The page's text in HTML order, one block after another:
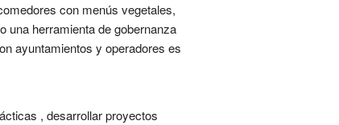
con menús vegetales,
una herramienta de gobernanza
ayuntamientos y operadores es
, desarrollar proyectos